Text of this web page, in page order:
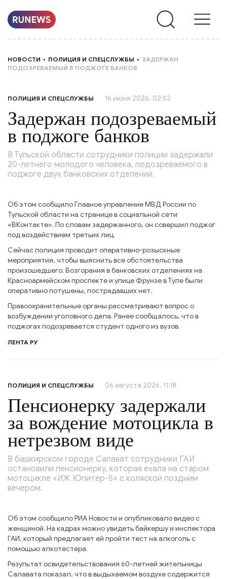
О
НАС
НОВОСТИ ПОЛИЦИЯ И СПЕЦСЛУЖБЫ
ЗАДЕРЖАН
ПОДОЗРЕВАЕМЫЙ В ПОДЖОГЕ БАНКОВ
ПОЛИЦИЯ И СПЕЦСЛУЖБЫ 16 июня 2026, 02:52
Задержан подозреваемый
в поджоге банков
В Тульской области сотрудники полиции задержали
20-летнего молодого человека, подозреваемого в
поджоге двух банковских отделений.
Об этом сообщило Главное управление МВД России по
Тульской области на странице в социальной сети
«ВКонтакте». По словам задержанного, он совершил поджог
под воздействием третьих лиц.
Сейчас полиция проводит оперативно-розыскные
мероприятия, чтобы выяснить все обстоятельства
произошедшего. Возгорания в банковских отделениях на
Красноармейском проспекте и улице Фрунзе в Туле были
оперативно потушены, пострадавших нет.
Правоохранительные органы рассматривают вопрос о
возбуждении уголовного дела. Ранее сообщалось, что в
поджогах подозревается студент одного из вузов.
ЛЕНТА РУ
ПОЛИЦИЯ И СПЕЦСЛУЖБЫ 06 августа 2026, 11:18
Пенсионерку задержали
за вождение мотоцикла в
нетрезвом виде
В башкирском городе Салават сотрудники ГАИ
остановили пенсионерку, которая ехала на старом
мотоцикле «ИЖ Юпитер-5» с коляской поздним
вечером.
Об этом сообщило РИА Новости и опубликовало видео с
женщиной. На кадрах можно увидеть байкершу и инспектора
ГАИ, который предлагает ей пройти тест на алкоголь с
помощью алкотестера.
Результат освидетельствования 60-летней жительницы
Салавата показал, что в выдыхаемом воздухе содержится